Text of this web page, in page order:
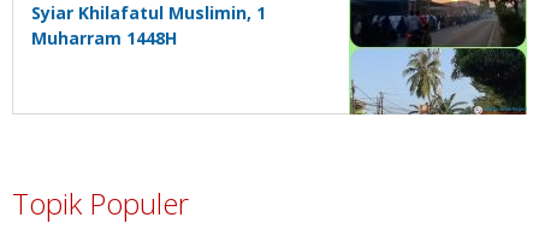
Syiar Khilafatul Muslimin, 1
Muharram 1448H
Topik Populer